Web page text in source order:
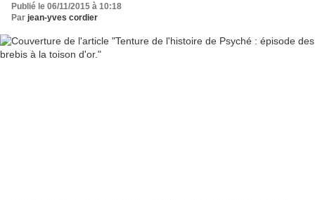
Publié le 06/11/2015 à 10:18
Par jean-yves cordier